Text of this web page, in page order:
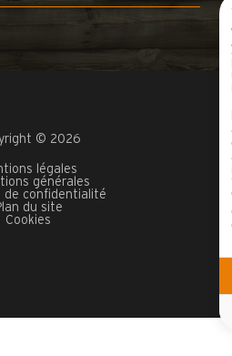
© 2026
légales
générales
de confidentialité
du site
Cookies